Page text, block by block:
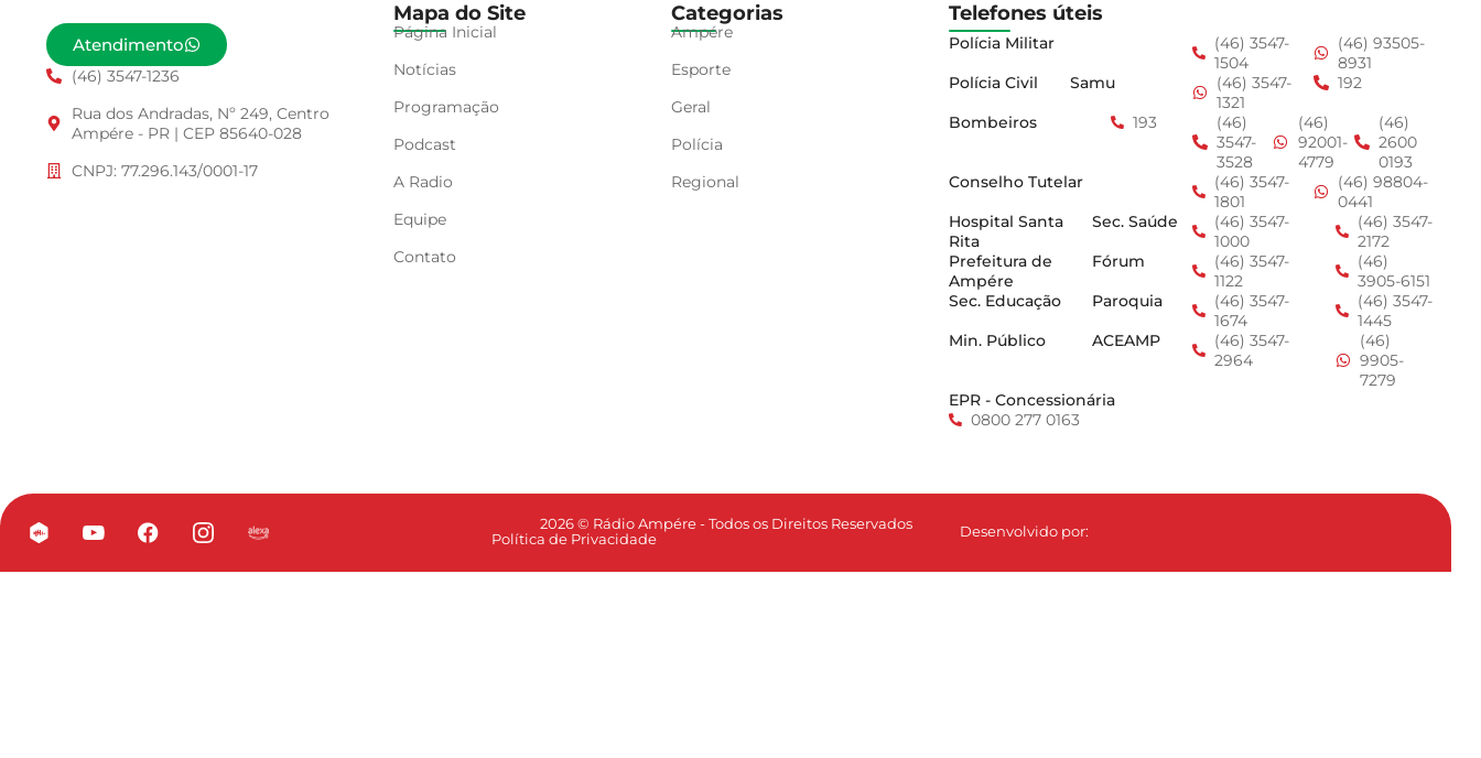
Atendimento
(46) 3547-1236
Rua dos Andradas, Nº 249, Centro
Ampére - PR | CEP 85640-028
CNPJ: 77.296.143/0001-17
Mapa do Site
Página Inicial
Notícias
Programação
Podcast
A Radio
Equipe
Contato
Categorias
Ampére
Esporte
Geral
Polícia
Regional
Telefones úteis
Polícia Militar
(46) 3547-
1504
(46) 93505-
8931
Polícia Civil
Samu
(46) 3547-
1321
192
Bombeiros
193
(46)
3547-
3528
(46)
92001-
4779
(46)
2600
0193
Conselho Tutelar
(46) 3547-
1801
(46) 98804-
0441
Hospital Santa
Rita
Sec. Saúde
(46) 3547-
1000
(46) 3547-
2172
Prefeitura de
Ampére
Fórum
(46) 3547-
1122
(46)
3905-6151
Sec. Educação
Paroquia
(46) 3547-
1674
(46) 3547-
1445
Min. Público
ACEAMP
(46) 3547-
2964
(46)
9905-
7279
EPR - Concessionária
0800 277 0163
2026 © Rádio Ampére - Todos os Direitos Reservados
Política de Privacidade
Desenvolvido por: